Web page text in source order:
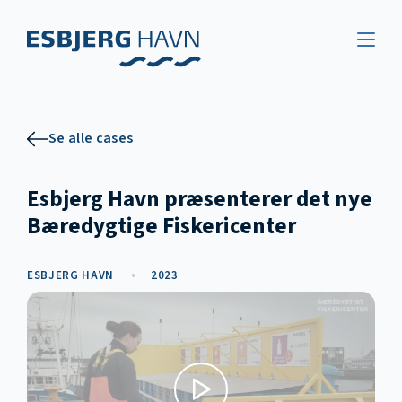
Se alle cases
Esbjerg Havn præsenterer det nye
Bæredygtige Fiskericenter
ESBJERG HAVN • 2023